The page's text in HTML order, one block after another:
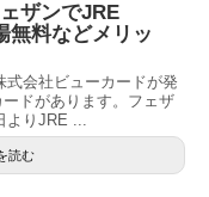
ザンでJRE
無料などメリッ
会社ビューカードが発
ドがあります。フェザ
よりJRE ...
読む